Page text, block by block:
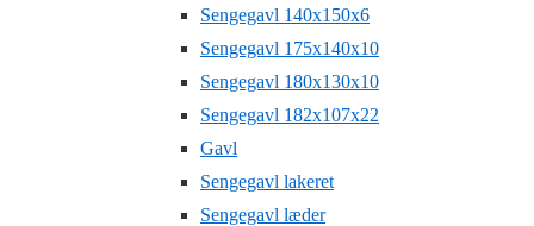
Sengegavl 140x150x6
Sengegavl 175x140x10
Sengegavl 180x130x10
Sengegavl 182x107x22
Gavl
Sengegavl lakeret
Sengegavl læder